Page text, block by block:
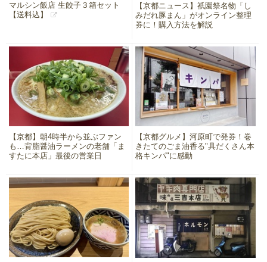
マルシン飯店 生餃子３箱セット
【送料込】
【京都ニュース】祇園祭名物「し
みだれ豚まん」がオンライン整理
券に！購入方法を解説
【京都】朝4時半から並ぶファン
も…背脂醤油ラーメンの老舗「ま
すたに本店」最後の営業日
【京都グルメ】河原町で発券！巻
きたてのごま油香る"具だくさん本
格キンパ"に感動